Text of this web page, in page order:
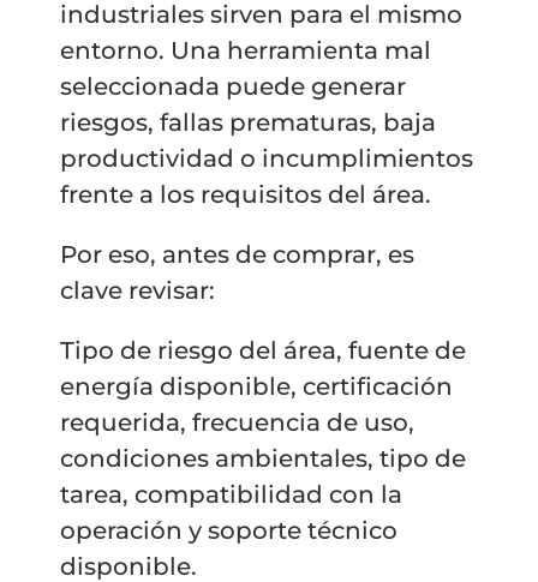
industriales sirven para el mismo
entorno. Una herramienta mal
seleccionada puede generar
riesgos, fallas prematuras, baja
productividad o incumplimientos
frente a los requisitos del área.
Por eso, antes de comprar, es
clave revisar:
Tipo de riesgo del área, fuente de
energía disponible, certificación
requerida, frecuencia de uso,
condiciones ambientales, tipo de
tarea, compatibilidad con la
operación y soporte técnico
disponible.